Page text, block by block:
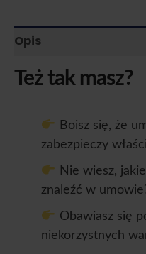
Opis
Też tak masz?
Boisz się, że
zabezpieczy
Nie wiesz,
znaleźć w
Obawiasz się
niekorzystnych